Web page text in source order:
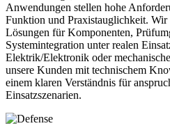
Anwendungen stellen hohe
Funktion und Praxistauglichkeit.
Lösungen für Komponenten,
Systemintegration unter realen
Elektrik/Elektronik oder
unsere Kunden mit technischem
einem klaren Verständnis für
Einsatzszenarien.